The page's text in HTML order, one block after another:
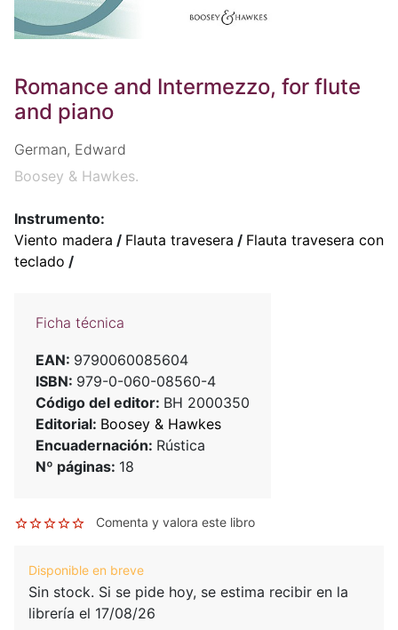
Romance and Intermezzo, for flute
and piano
German, Edward
Boosey & Hawkes.
Instrumento:
Viento madera / Flauta travesera / Flauta travesera con
teclado /
Ficha técnica
EAN: 9790060085604
ISBN: 979-0-060-08560-4
Código del editor: BH 2000350
Editorial: Boosey & Hawkes
Encuadernación: Rústica
Nº páginas: 18
Comenta y valora este libro
Disponible en breve
Sin stock. Si se pide hoy, se estima recibir en la
librería el 17/08/26